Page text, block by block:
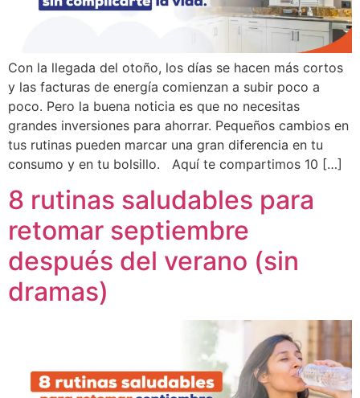
Con la llegada del otoño, los días se hacen más cortos
y las facturas de energía comienzan a subir poco a
poco. Pero la buena noticia es que no necesitas
grandes inversiones para ahorrar. Pequeños cambios en
tus rutinas pueden marcar una gran diferencia en tu
consumo y en tu bolsillo. Aquí te compartimos 10 […]
8 rutinas saludables para
retomar septiembre
después del verano (sin
dramas)